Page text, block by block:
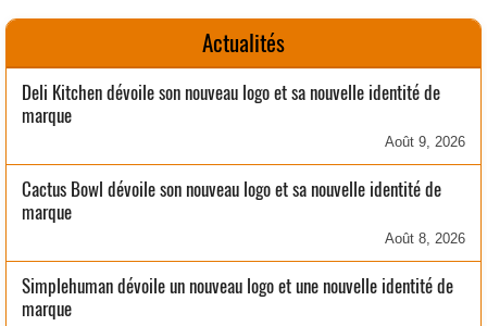
Actualités
Deli Kitchen dévoile son nouveau logo et sa nouvelle identité de
marque
Août 9, 2026
Cactus Bowl dévoile son nouveau logo et sa nouvelle identité de
marque
Août 8, 2026
Simplehuman dévoile un nouveau logo et une nouvelle identité de
marque